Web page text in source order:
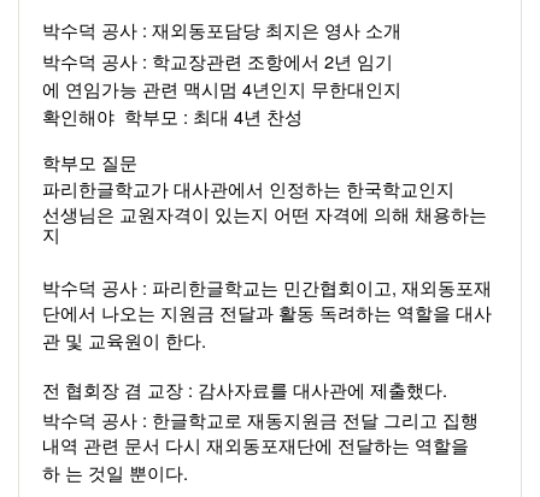
박수덕 공사 : 재외동포담당 최지은 영사 소개
박수덕 공사 : 학교장관련 조항에서 2년 임기
에 연임가능 관련 맥시멈 4년인지 무한대인지
확인해야  학부모 : 최대 4년 찬성
학부모 질문
파리한글학교가 대사관에서 인정하는 한국학교인지
선생님은 교원자격이 있는지 어떤 자격에 의해 채용하는
지
박수덕 공사 : 파리한글학교는 민간협회이고, 재외동포재
단에서 나오는 지원금 전달과 활동 독려하는 역할을 대사
관 및 교육원이 한다.
전 협회장 겸 교장 : 감사자료를 대사관에 제출했다.
박수덕 공사 : 한글학교로 재동지원금 전달 그리고 집행
내역 관련 문서 다시 재외동포재단에 전달하는 역할을
하 는 것일 뿐이다.